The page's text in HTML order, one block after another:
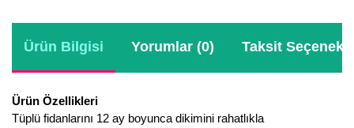
Ürün Bilgisi Yorumlar (0) Taksit
Ürün Özellikleri
Tüplü fidanlarını 12 ay boyunca dikimini rahatlıkla
Fidan Anaçları ve Aşı Kalemleri
Fındık Fidanı
Frenk Üzümü Fidanı